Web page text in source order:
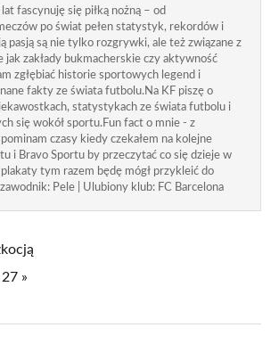
fascynuję się piłką nożną – od
po świat pełen statystyk, rekordów i
pasją są nie tylko rozgrywki, ale też związane z
jak zakłady bukmacherskie czy aktywność
zgłębiać historie sportowych legend i
fakty ze świata futbolu.Na KF piszę o
statystykach ze świata futbolu i
się wokół sportu.Fun fact o mnie - z
czasy kiedy czekałem na kolejne
i Bravo Sportu by przeczytać co się dzieje w
plakaty tym razem będę mógł przykleić do
Pele | Ulubiony klub: FC Barcelona
»